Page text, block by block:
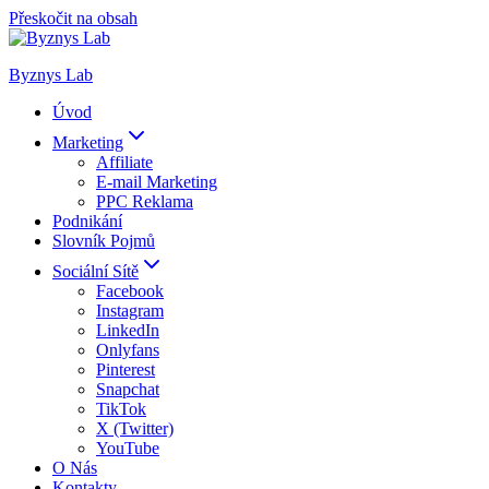
Přeskočit na obsah
Byznys Lab
Úvod
Marketing
Affiliate
E-mail Marketing
PPC Reklama
Podnikání
Slovník Pojmů
Sociální Sítě
Facebook
Instagram
LinkedIn
Onlyfans
Pinterest
Snapchat
TikTok
X (Twitter)
YouTube
O Nás